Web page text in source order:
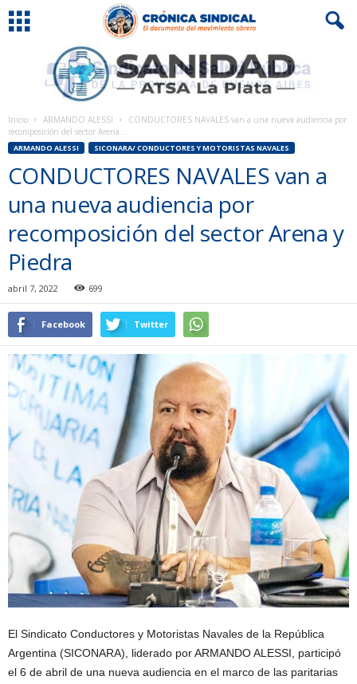
Inicio ARMANDO ALESSI
CONDUCTORES NAVALES van a una nueva audiencia por
recomposición del sector Arena...
ARMANDO ALESSI SICONARA/ CONDUCTORES Y MOTORISTAS NAVALES
CONDUCTORES NAVALES van a
una nueva audiencia por
recomposición del sector Arena y
Piedra
abril 7, 2022 699
Facebook Twitter
El Sindicato Conductores y Motoristas Navales de la República
Argentina (SICONARA), liderado por ARMANDO ALESSI, participó
el 6 de abril de una nueva audiencia en el marco de las paritarias